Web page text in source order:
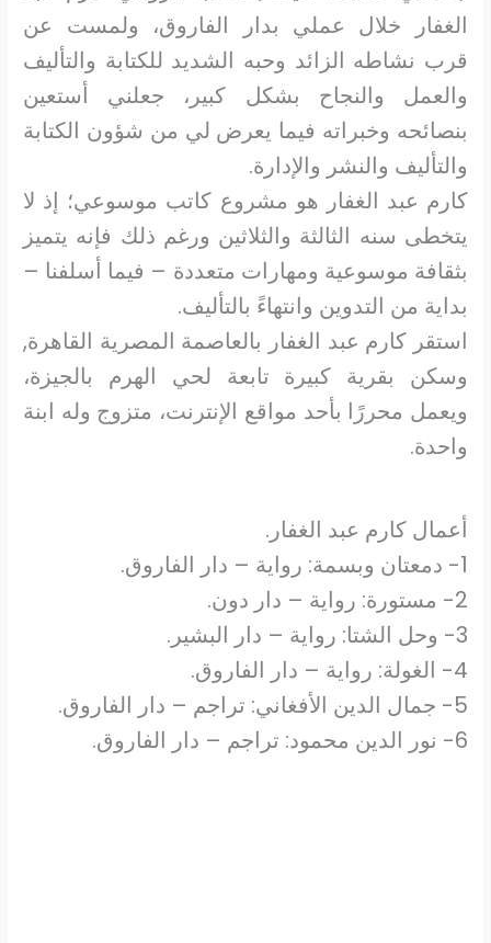
الغفار خلال عملي بدار الفاروق، ولمست عن
قرب نشاطه الزائد وحبه الشديد للكتابة والتأليف
والعمل والنجاح بشكل كبير، جعلني أستعين
بنصائحه وخبراته فيما يعرض لي من شؤون الكتابة
والتأليف والنشر والإدارة.
كارم عبد الغفار هو مشروع كاتب موسوعي؛ إذ لا
يتخطى سنه الثالثة والثلاثين ورغم ذلك فإنه يتميز
بثقافة موسوعية ومهارات متعددة – فيما أسلفنا –
بداية من التدوين وانتهاءً بالتأليف.
استقر كارم عبد الغفار بالعاصمة المصرية القاهرة,
وسكن بقرية كبيرة تابعة لحي الهرم بالجيزة،
ويعمل محررًا بأحد مواقع الإنترنت، متزوج وله ابنة
واحدة.
أعمال كارم عبد الغفار.
1- دمعتان وبسمة: رواية – دار الفاروق.
2- مستورة: رواية – دار دون.
3- وحل الشتا: رواية – دار البشير.
4- الغولة: رواية – دار الفاروق.
5- جمال الدين الأفغاني: تراجم – دار الفاروق.
6- نور الدين محمود: تراجم – دار الفاروق.